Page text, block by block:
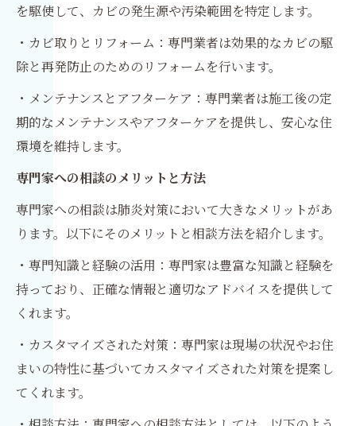
を駆使して、カビの発生源や汚染範囲を特定します。
・カビ取りとリフォーム：専門業者は効果的なカビの駆
除と再発防止のためのリフォームを行います。
・メンテナンスとアフターケア：専門業者は施工後の定
期的なメンテナンスやアフターケアを提供し、安心な住
環境を維持します。
専門家への相談のメリットと方法
専門家への相談は肺炎対策において大きなメリットがあ
ります。以下にそのメリットと相談方法を紹介します。
・専門知識と経験の活用：専門家は豊富な知識と経験を
持っており、正確な情報と適切なアドバイスを提供して
くれます。
・カスタマイズされた対策：専門家は現場の状況やお住
まいの特性に基づいてカスタマイズされた対策を提案し
てくれます。